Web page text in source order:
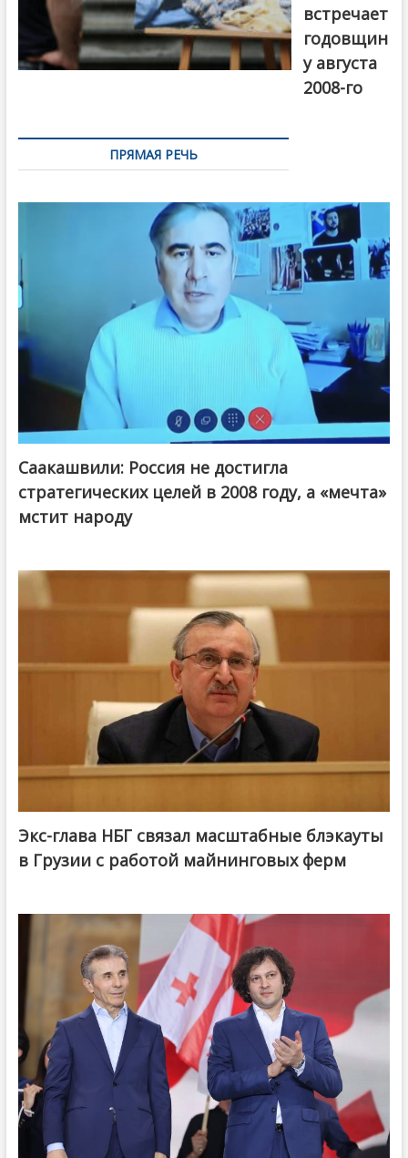
встречает
годовщин
у августа
2008-го
ПРЯМАЯ РЕЧЬ
Саакашвили: Россия не достигла
стратегических целей в 2008 году, а «мечта»
мстит народу
Экс-глава НБГ связал масштабные блэкауты
в Грузии с работой майнинговых ферм